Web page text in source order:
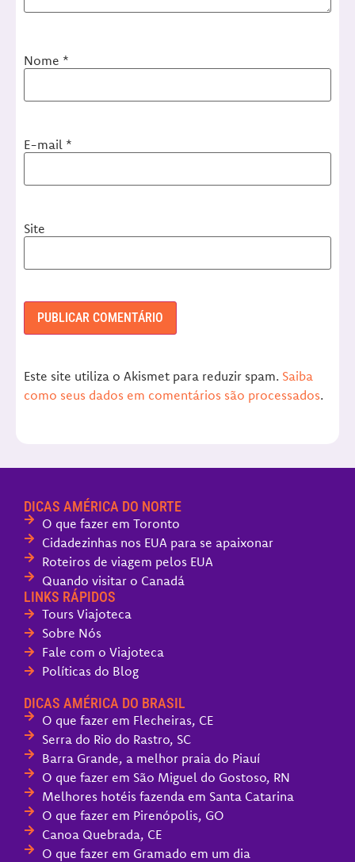
Nome *
E-mail *
Site
Este site utiliza o Akismet para reduzir spam. Saiba
como seus dados em comentários são processados.
DICAS AMÉRICA DO NORTE
O que fazer em Toronto
Cidadezinhas nos EUA para se apaixonar
Roteiros de viagem pelos EUA
Quando visitar o Canadá
LINKS RÁPIDOS
Tours Viajoteca
Sobre Nós
Fale com o Viajoteca
Políticas do Blog
DICAS AMÉRICA DO BRASIL
O que fazer em Flecheiras, CE
Serra do Rio do Rastro, SC
Barra Grande, a melhor praia do Piauí
O que fazer em São Miguel do Gostoso, RN
Melhores hotéis fazenda em Santa Catarina
O que fazer em Pirenópolis, GO
Canoa Quebrada, CE
O que fazer em Gramado em um dia